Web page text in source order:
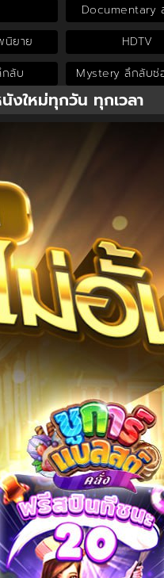
Documentary
นิยาย HDTV
ลับ Mystery ลึกลับซ่
งใหม่ทุกวัน ทุกเวลา